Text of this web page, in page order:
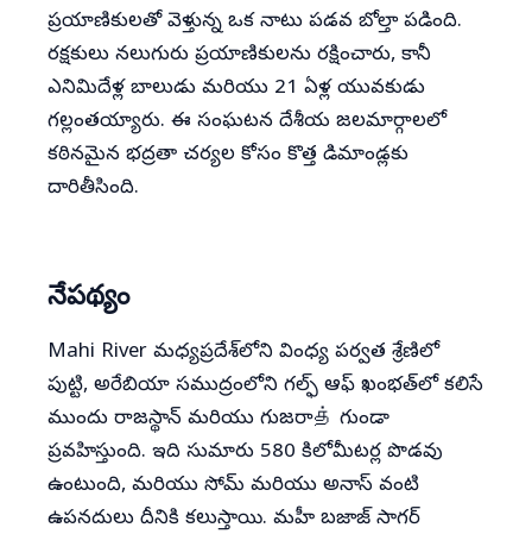
ప్రయాణికులతో వెళ్తున్న ఒక నాటు పడవ బోల్తా పడింది.
రక్షకులు నలుగురు ప్రయాణికులను రక్షించారు, కానీ
ఎనిమిదేళ్ల బాలుడు మరియు 21 ఏళ్ల యువకుడు
గల్లంతయ్యారు. ఈ సంఘటన దేశీయ జలమార్గాలలో
కఠినమైన భద్రతా చర్యల కోసం కొత్త డిమాండ్లకు
దారితీసింది.
నేపథ్యం
Mahi River మధ్యప్రదేశ్‌లోని వింధ్య పర్వత శ్రేణిలో
పుట్టి, అరేబియా సముద్రంలోని గల్ఫ్ ఆఫ్ ఖంభత్‌లో కలిసే
ముందు రాజస్థాన్ మరియు గుజరాத் గుండా
ప్రవహిస్తుంది. ఇది సుమారు 580 కిలోమీటర్ల పొడవు
ఉంటుంది, మరియు సోమ్ మరియు అనాస్ వంటి
ఉపనదులు దీనికి కలుస్తాయి. మహీ బజాజ్ సాగర్